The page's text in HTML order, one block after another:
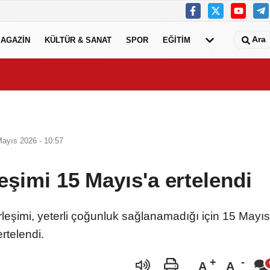
KÜLTÜR & SANAT SPOR EĞİTİM Ara
2026 - 10:57
15 Mayıs'a ertelendi
yeterli çoğunluk sağlanamadığı için 15 Mayıs
A A